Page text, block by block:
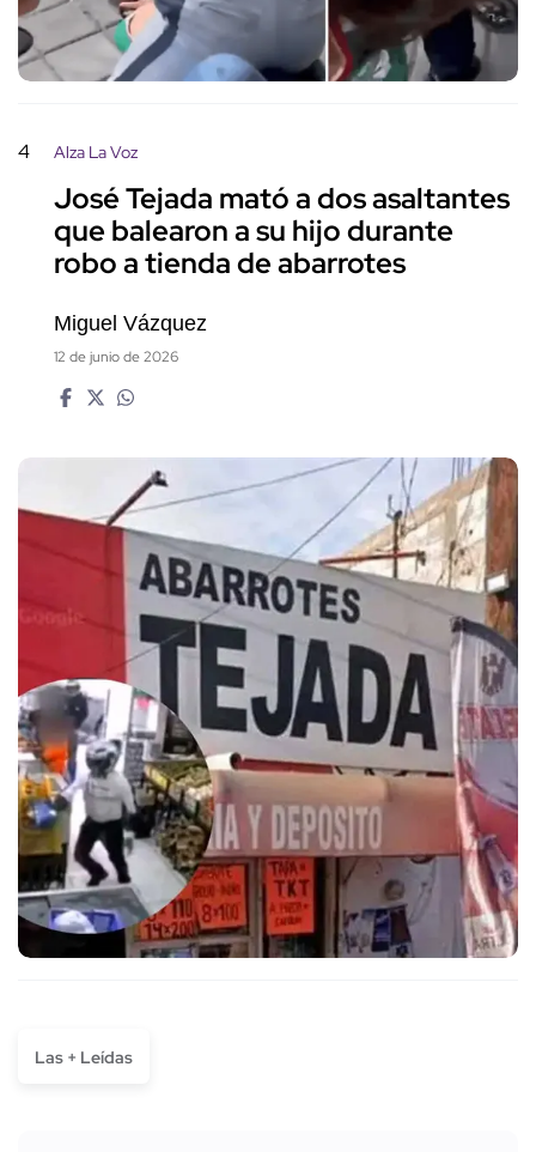
4 Alza La Voz
José Tejada mató a dos asaltantes
que balearon a su hijo durante
robo a tienda de abarrotes
Miguel Vázquez
12 de junio de 2026
Las + Leídas